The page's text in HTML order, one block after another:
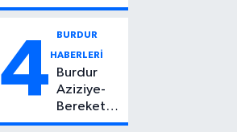
Yaşındaki
Kaybetti
4 BURDUR
HABERLERİ
Burdur
Aziziye-
Bereket
Köyü